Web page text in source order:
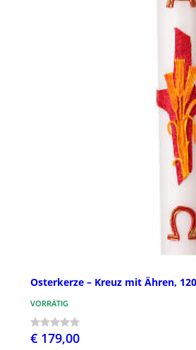
Osterkerze – Kreuz mit Ähren,
VORRÄTIG
€ 179,00